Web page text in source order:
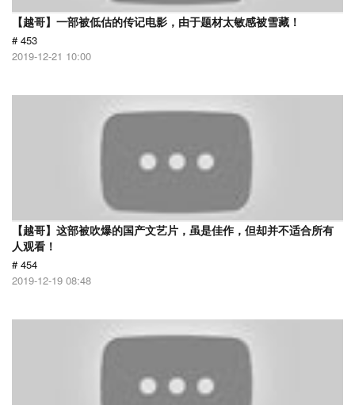
【越哥】一部被低估的传记电影，由于题材太敏感被雪藏！
# 453
2019-12-21 10:00
【越哥】这部被吹爆的国产文艺片，虽是佳作，但却并不适合所有
人观看！
# 454
2019-12-19 08:48